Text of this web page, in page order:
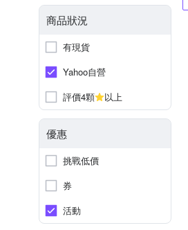
商品狀況
有現貨
Yahoo自營
評價4顆
以上
優惠
挑戰低價
券
活動